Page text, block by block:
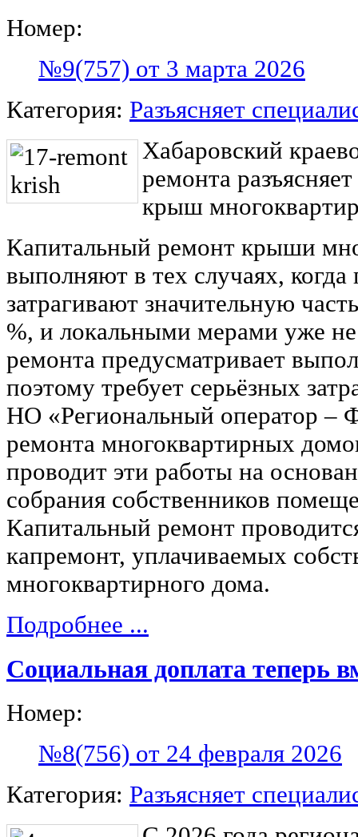
Номер:
№9(757) от 3 марта 2026
Категория: Разъясняет
Хабаровский
ремонта
крыш
Капитальный ремонт крыши
выполняют в тех случаях,
затрагивают значительную
%, и локальными мерами уже
ремонта предусматривает
поэтому требует серьёзных
НО «Региональный оператор ‒
ремонта многоквартирных
проводит эти работы на
собрания собственников
Капитальный ремонт
капремонт, уплачиваемых
многоквартирного дома.
Подробнее ...
Социальная доплата теперь
Номер:
№8(756) от 24 февраля 2026
Категория: Разъясняет